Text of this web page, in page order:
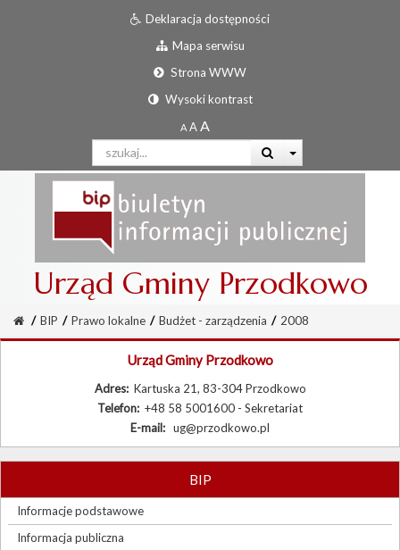
Deklaracja dostępności
Mapa serwisu
Strona WWW
Wysoki kontrast
Urząd Gminy Przodkowo
/ BIP / Prawo lokalne / Budżet - zarządzenia / 2008
Urząd Gminy Przodkowo
Adres: Kartuska 21, 83-304 Przodkowo
Telefon: +48 58 5001600 - Sekretariat
E-mail: ug@przodkowo.pl
BIP
Informacje podstawowe
Informacja publiczna